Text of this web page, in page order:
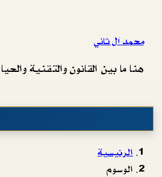
محمد آل ثاني
هنا ما بين القانون والتقنية
الرئيسية
الوسوم